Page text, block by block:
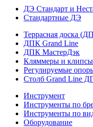
ДЭ Стандарт и
Стандартные ДЭ
Террасная доска
ДПК Grand Line
ДПК МастерДэк
Кляммеры и
Регулируемые
Столб Grand Line
Инструмент
Инструменты по
Инструменты по
Оборудование